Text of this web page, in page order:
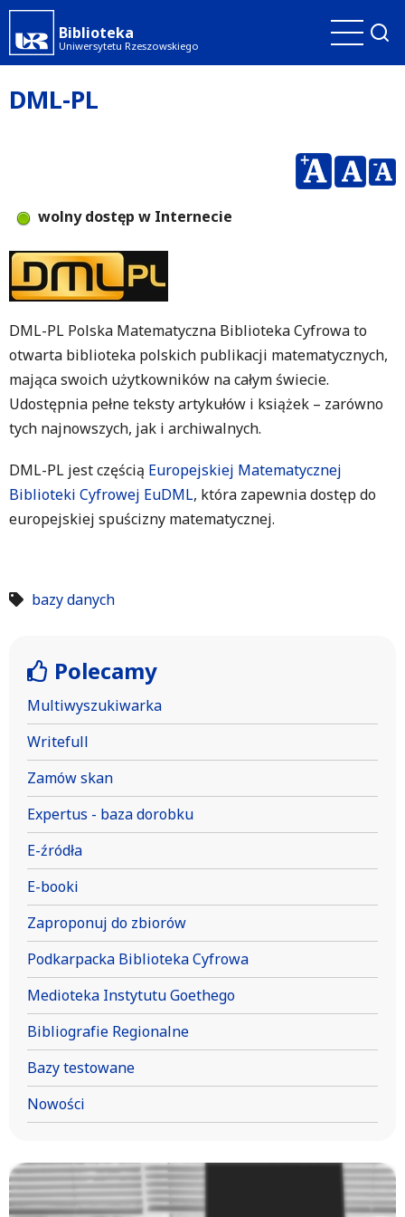
Przejdź
do
treści
Biblioteka
Uniwersytetu Rzeszowskiego
DML-PL
wolny dostęp w Internecie
DML-PL Polska Matematyczna Biblioteka Cyfrowa to
otwarta biblioteka polskich publikacji matematycznych,
mająca swoich użytkowników na całym świecie.
Udostępnia pełne teksty artykułów i książek – zarówno
tych najnowszych, jak i archiwalnych.
DML-PL jest częścią Europejskiej Matematycznej
Biblioteki Cyfrowej EuDML, która zapewnia dostęp do
europejskiej spuścizny matematycznej.
bazy danych
Polecamy
Multiwyszukiwarka
Writefull
Zamów skan
Expertus - baza dorobku
E-źródła
E-booki
Zaproponuj do zbiorów
Podkarpacka Biblioteka Cyfrowa
Medioteka Instytutu Goethego
Bibliografie Regionalne
Bazy testowane
Nowości